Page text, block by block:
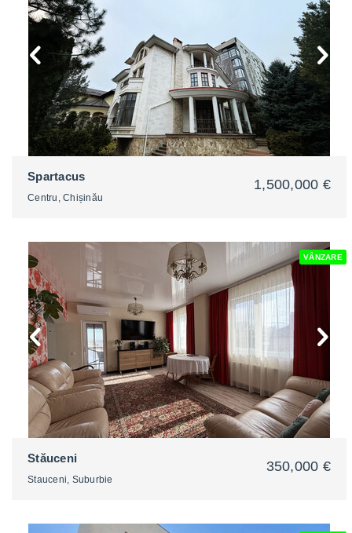
2
Spartacus
Centru, Chișinău
1,500,000 €
VÂNZARE
Stăuceni
Stauceni, Suburbie
350,000 €